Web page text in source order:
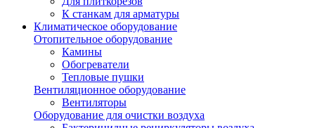
К станкам для арматуры
Климатическое оборудование
Отопительное оборудование
Камины
Обогреватели
Тепловые пушки
Вентиляционное оборудование
Вентиляторы
Оборудование для очистки воздуха